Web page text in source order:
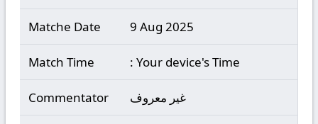
Matche Date 9 Aug 2025
Match Time : Your device's Time
Commentator غير معروف